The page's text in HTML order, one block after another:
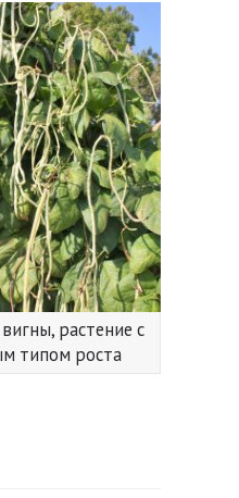
растение с
типом роста